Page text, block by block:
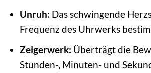
Unruh: Das schwingende
Frequenz des Uhrwerks
Zeigerwerk: Überträgt die
Stunden-, Minuten- und